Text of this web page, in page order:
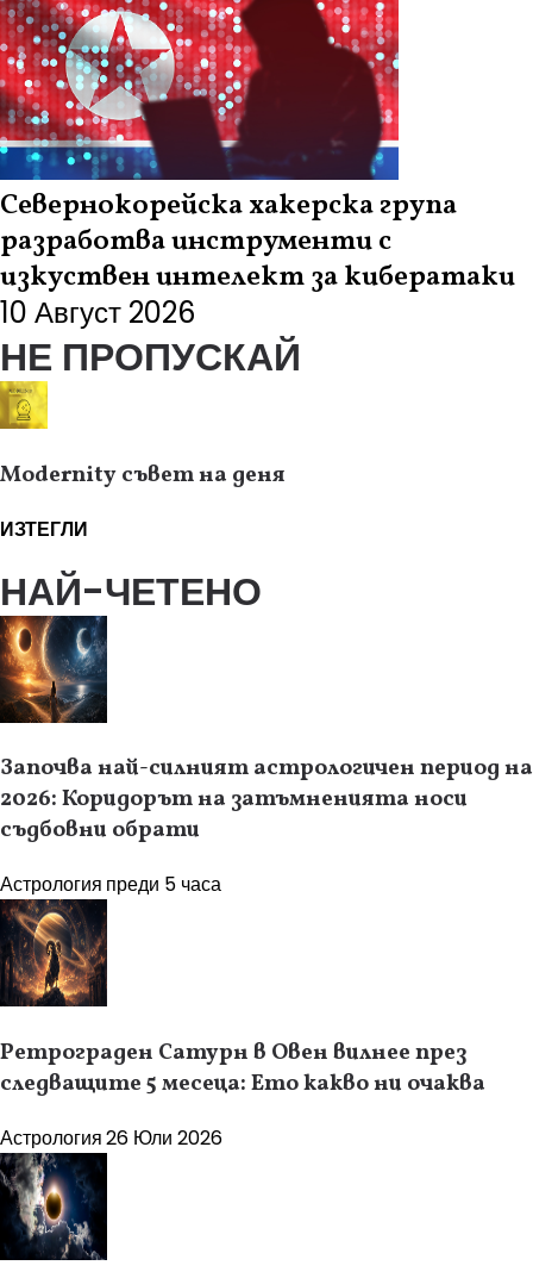
Севернокорейска хакерска група
разработва инструменти с
изкуствен интелект за кибератаки
10 Август 2026
НЕ ПРОПУСКАЙ
Modernity съвет на деня
ИЗТЕГЛИ
НАЙ-ЧЕТЕНО
Започва най-силният астрологичен период на
2026: Коридорът на затъмненията носи
съдбовни обрати
Астрология преди 5 часа
Ретрограден Сатурн в Овен вилнее през
следващите 5 месеца: Ето какво ни очаква
Астрология26 Юли 2026